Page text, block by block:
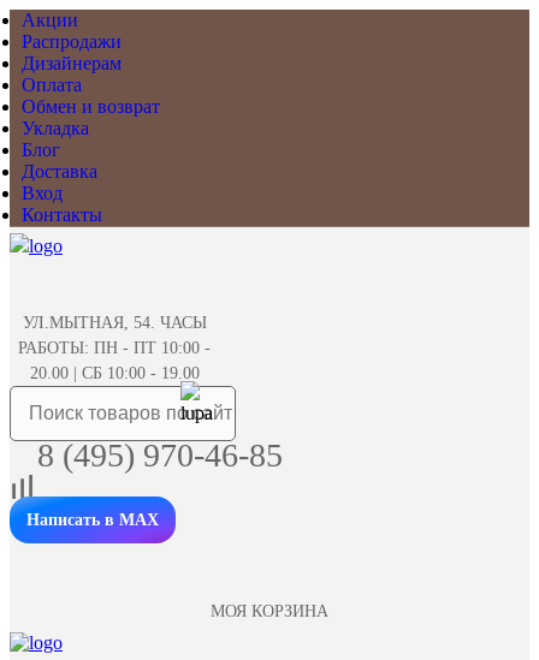
Акции
Распродажи
Дизайнерам
Оплата
Обмен и возврат
Укладка
Блог
Доставка
Вход
Контакты
УЛ.МЫТНАЯ, 54. ЧАСЫ
РАБОТЫ: ПН - ПТ 10:00 -
20.00 | СБ 10:00 - 19.00
8 (495) 970-46-85
Написать в MAX
МОЯ КОРЗИНА